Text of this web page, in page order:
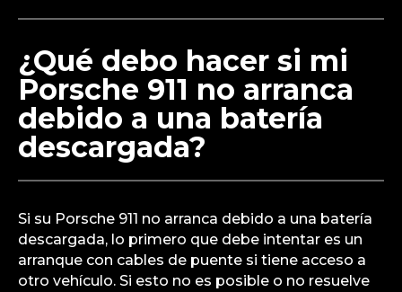
¿Qué debo hacer si mi
Porsche 911 no arranca
debido a una batería
descargada?
Si su Porsche 911 no arranca debido a una batería
descargada, lo primero que debe intentar es un
arranque con cables de puente si tiene acceso a
otro vehículo. Si esto no es posible o no resuelve